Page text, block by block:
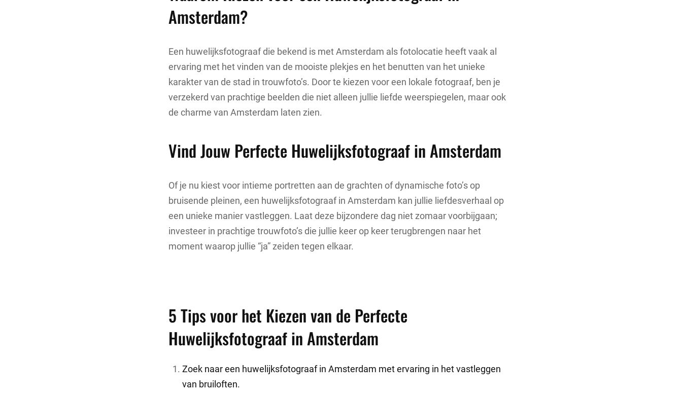
Amsterdam?
Een huwelijksfotograaf die bekend is met Amsterdam als fotolocatie heeft vaak al
ervaring met het vinden van de mooiste plekjes en het benutten van het unieke
karakter van de stad in trouwfoto’s. Door te kiezen voor een lokale fotograaf, ben je
verzekerd van prachtige beelden die niet alleen jullie liefde weerspiegelen, maar ook
de charme van Amsterdam laten zien.
Vind Jouw Perfecte Huwelijksfotograaf in Amsterdam
Of je nu kiest voor intieme portretten aan de grachten of dynamische foto’s op
bruisende pleinen, een huwelijksfotograaf in Amsterdam kan jullie liefdesverhaal op
een unieke manier vastleggen. Laat deze bijzondere dag niet zomaar voorbijgaan;
investeer in prachtige trouwfoto’s die jullie keer op keer terugbrengen naar het
moment waarop jullie “ja” zeiden tegen elkaar.
5 Tips voor het Kiezen van de Perfecte
Huwelijksfotograaf in Amsterdam
Zoek naar een huwelijksfotograaf in Amsterdam met ervaring in het vastleggen
van bruiloften.